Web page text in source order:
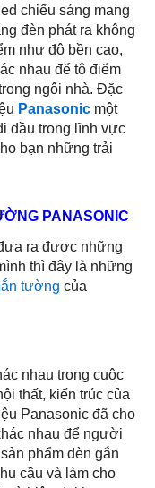
chiếu sáng mang
đèn phát ra không
như độ bền cao,
nhau để tô điểm
ngôi nhà. Đặc
Panasonicmột
đầu trong lĩnh vực
bạn những trải
PANASONIC
ra được những
thì đây là những
tường của
nhau trong cuộc
thất, kiến trúc của
Panasonic đã cho
nhau để người
phẩm đèn gắn
cầu và làm cho